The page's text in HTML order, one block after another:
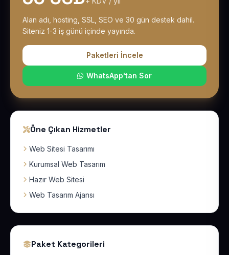
Alan adı, hosting, SSL, SEO ve 30 gün destek dahil.
Siteniz 1-3 iş günü içinde yayında.
Paketleri İncele
WhatsApp'tan Sor
Öne Çıkan Hizmetler
Web Sitesi Tasarımı
Kurumsal Web Tasarım
Hazır Web Sitesi
Web Tasarım Ajansı
Paket Kategorileri